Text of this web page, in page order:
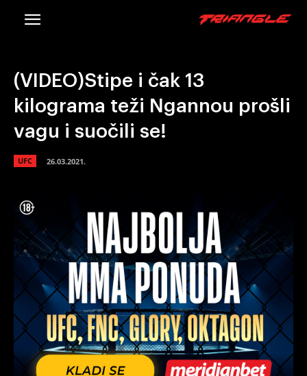
(VIDEO)Stipe i čak 13
kilograma teži Ngannou prošli
vagu i suočili se!
UFC 26.03.2021.